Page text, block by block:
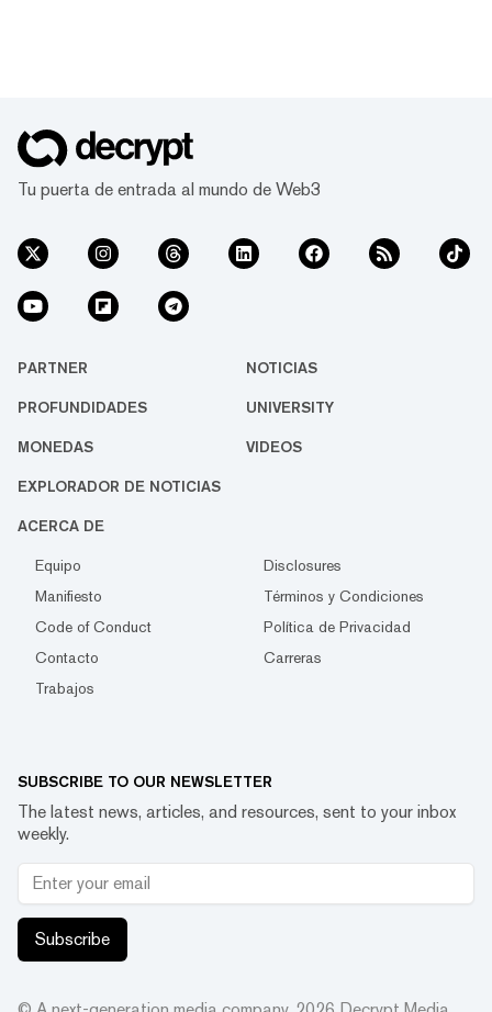
Tu puerta de entrada al mundo de Web3
PARTNER NOTICIAS
PROFUNDIDADES UNIVERSITY
MONEDAS VIDEOS
EXPLORADOR DE NOTICIAS
ACERCA DE
Equipo
Disclosures
Manifiesto
Términos y Condiciones
Code of Conduct
Política de Privacidad
Contacto
Carreras
Trabajos
SUBSCRIBE TO OUR NEWSLETTER
The latest news, articles, and resources, sent to your inbox
weekly.
Subscribe